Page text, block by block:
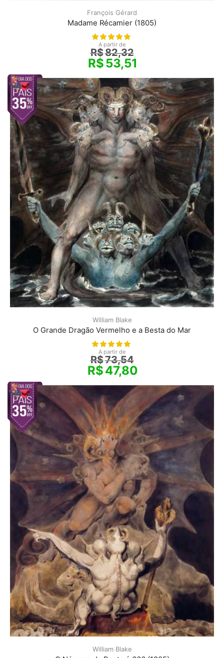
François Gérard
Madame Récamier (1805)
A partir de
R$82,32
R$53,51
William Blake
O Grande Dragão Vermelho e a Besta do Mar
A partir de
R$73,54
R$47,80
William Blake